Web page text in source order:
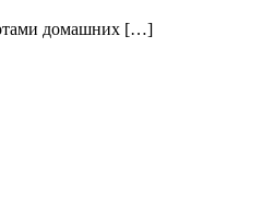
домашних […]